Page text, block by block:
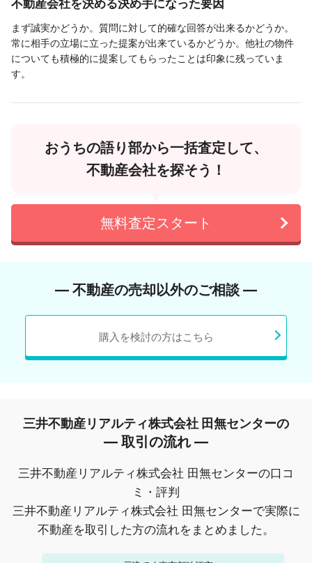
不動産会社を決める決め手になった要因
まず誠実かどうか。質問に対して的確な回答が出来るかどうか。
常に相手の立場に立った提案が出来ているかどうか。他社の物件
についても積極的に提案してもらったことは印象に残っていま
す。
おうちの語り部から一括査定して、
不動産会社を探そう！
無料査定スタート
― 不動産の売却以外のご相談 ―
購入を検討の方はこちら
三井不動産リアルティ株式会社 田無センターの
― 取引の流れ ―
三井不動産リアルティ株式会社 田無センターの口コ
ミ・評判
三井不動産リアルティ株式会社 田無センターで実際に
不動産を取引した方の流れをまとめました。